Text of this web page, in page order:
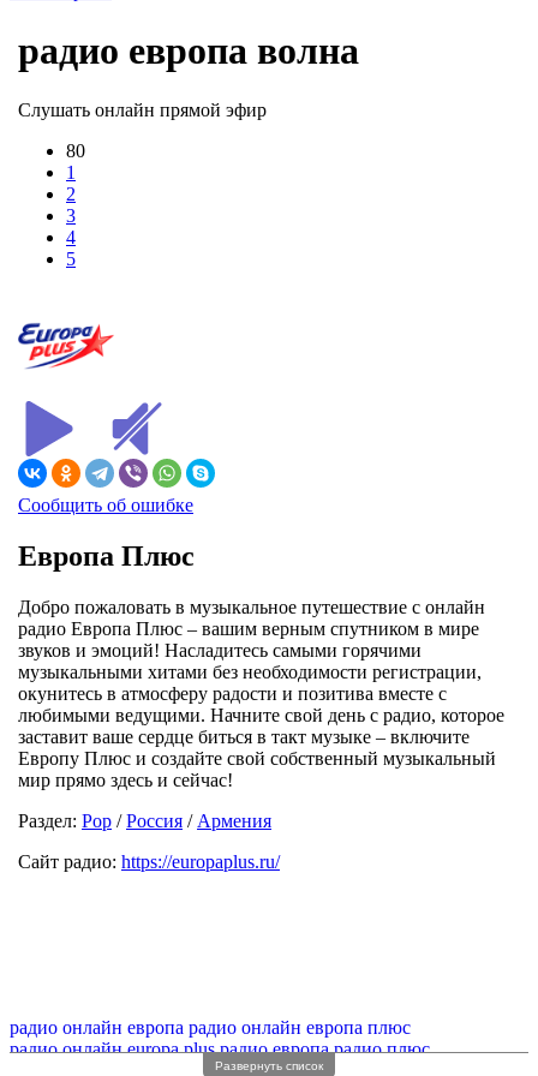
радио европа волна
Слушать онлайн прямой эфир
80
1
2
3
4
5
Сообщить об ошибке
Европа Плюс
Добро пожаловать в музыкальное путешествие с онлайн
радио Европа Плюс – вашим верным спутником в мире
звуков и эмоций! Насладитесь самыми горячими
музыкальными хитами без необходимости регистрации,
окунитесь в атмосферу радости и позитива вместе с
любимыми ведущими. Начните свой день с радио, которое
заставит ваше сердце биться в такт музыке – включите
Европу Плюс и создайте свой собственный музыкальный
мир прямо здесь и сейчас!
Раздел: Pop /Россия / Армения
Сайт радио: https://europaplus.ru/
радио онлайн европа радио онлайн европа плюс
радио онлайн europa plus радио европа радио плюс
радио европа волна
Развернуть список